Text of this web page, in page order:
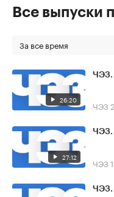
Все выпуски
За все время
26:20
ЧЭЗ.
ЧЭЗ
27:12
ЧЭЗ.
ЧЭЗ
ЧЭЗ.